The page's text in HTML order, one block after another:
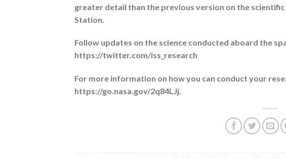
greater detail than the previous version on the
Station.
Follow updates on the science conducted aboard the
https://twitter.com/iss_research
For more information on how you can conduct your
https://go.nasa.gov/2q84LJj.